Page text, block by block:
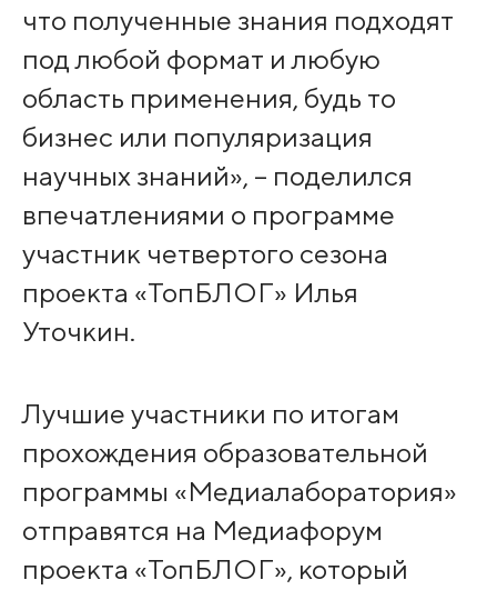
что полученные знания подходят
под любой формат и любую
область применения, будь то
бизнес или популяризация
научных знаний», – поделился
впечатлениями о программе
участник четвертого сезона
проекта «ТопБЛОГ» Илья
Уточкин.
Лучшие участники по итогам
прохождения образовательной
программы «Медиалаборатория»
отправятся на Медиафорум
проекта «ТопБЛОГ», который